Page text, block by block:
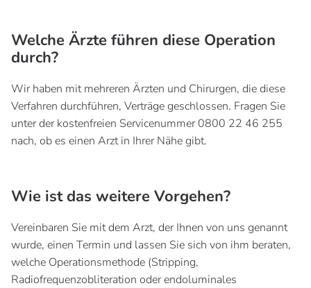
Welche Ärzte führen diese Operation
durch?
Wir haben mit mehreren Ärzten und Chirurgen, die diese
Verfahren durchführen, Verträge geschlossen. Fragen Sie
unter der kostenfreien Servicenummer 0800 22 46 255
nach, ob es einen Arzt in Ihrer Nähe gibt.
Wie ist das weitere Vorgehen?
Vereinbaren Sie mit dem Arzt, der Ihnen von uns genannt
wurde, einen Termin und lassen Sie sich von ihm beraten,
welche Operationsmethode (Stripping,
Radiofrequenzobliteration oder endoluminales